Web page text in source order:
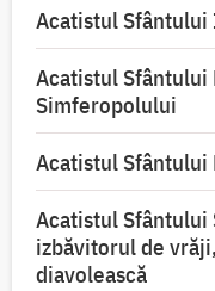
Acatistul Sfântului
Acatistul
Simferopolului
Acatistul Sfântului
Acatistul Sfântului
izbăvitorul de
diavolească